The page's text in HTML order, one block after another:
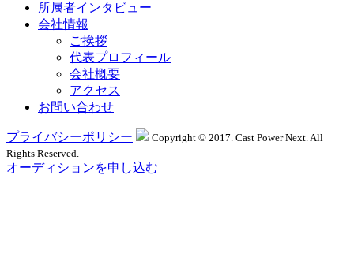
所属者インタビュー
会社情報
ご挨拶
代表プロフィール
会社概要
アクセス
お問い合わせ
プライバシーポリシー
Copyright © 2017. Cast Power Next. All
Rights Reserved.
オーディションを申し込む